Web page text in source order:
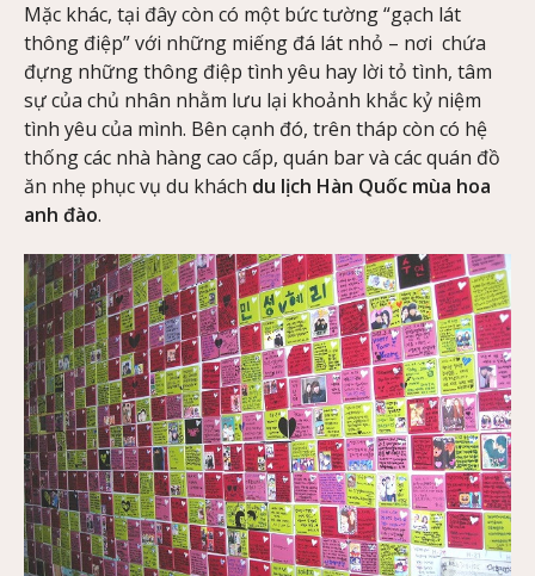
Mặc khác, tại đây còn có một bức tường “gạch lát
thông điệp” với những miếng đá lát nhỏ – nơi chứa
đựng những thông điệp tình yêu hay lời tỏ tình, tâm
sự của chủ nhân nhằm lưu lại khoảnh khắc kỷ niệm
tình yêu của mình. Bên cạnh đó, trên tháp còn có hệ
thống các nhà hàng cao cấp, quán bar và các quán đồ
ăn nhẹ phục vụ du khách du lịch Hàn Quốc mùa hoa
anh đào.